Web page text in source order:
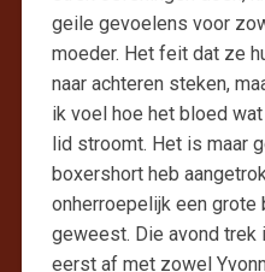
geile gevoelens voor
moeder. Het feit dat ze
naar achteren steken,
ik voel hoe het bloed
lid stroomt. Het is maar
boxershort heb
onherroepelijk een grote
geweest. Die avond trek
eerst af met zowel